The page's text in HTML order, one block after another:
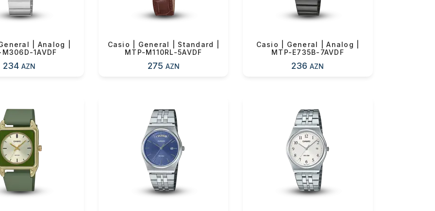
| Analog |
M306D-1AVDF
234 AZN
Casio | General | Standard |
MTP-M110RL-5AVDF
275 AZN
Casio | General | Analog |
MTP-E735B-7AVDF
236AZN
detalları
məbləğ